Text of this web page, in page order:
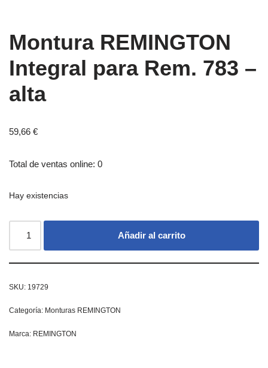
Montura REMINGTON
Integral para Rem. 783 –
alta
59,66 €
Total de ventas online: 0
Hay existencias
Añadir al carrito
SKU: 19729
Categoría: Monturas REMINGTON
Marca: REMINGTON